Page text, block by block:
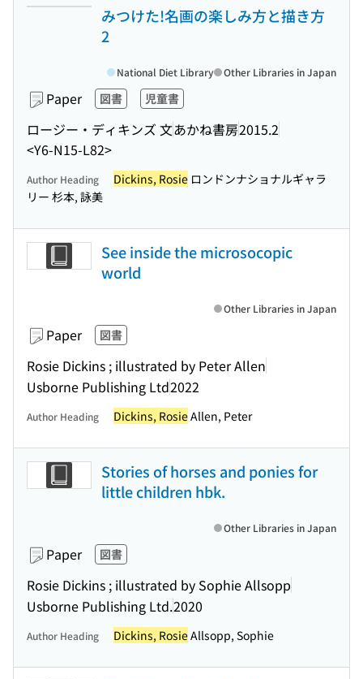
みつけた!名画の楽しみ方と描き方
2
Paper 図書 児童書
ロージー・ディキンズ 文あかね書房2015.2
<Y6-N15-L82>
National Diet Library Other Libraries in Japan
Author Heading Dickins, Rosie ロンドンナショナルギャラ
リー 杉本, 詠美
See inside the microsocopic
world
Paper 図書
Rosie Dickins ; illustrated by Peter Allen
Usborne Publishing Ltd2022
Other Libraries in Japan
Author Heading Dickins, RosieAllen, Peter
Stories of horses and ponies for
little children hbk.
Paper 図書
Rosie Dickins ; illustrated by Sophie Allsopp
Usborne Publishing Ltd.2020
Other Libraries in Japan
Author Heading Dickins, RosieAllsopp, Sophie